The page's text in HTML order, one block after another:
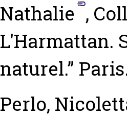
Nathalie ,
L'Harmattan.
naturel.”
Perlo,